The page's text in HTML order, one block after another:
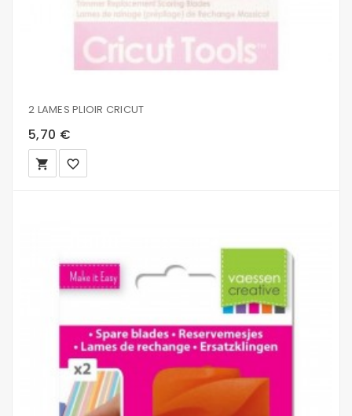
2 LAMES PLIOIR CRICUT
5,70 €
local_grocery_store favorite_border